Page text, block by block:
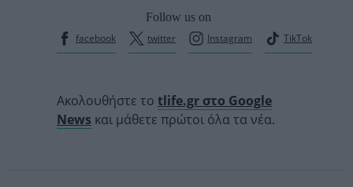
Follow us on
facebook
twitter Instagram TikTok
Ακολουθήστε το tlife.gr στο Google
News και μάθετε πρώτοι όλα τα νέα.